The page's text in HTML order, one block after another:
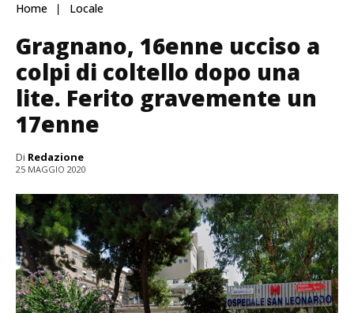
Home Locale
Gragnano, 16enne ucciso a
colpi di coltello dopo una
lite. Ferito gravemente un
17enne
Di Redazione
25 MAGGIO 2020